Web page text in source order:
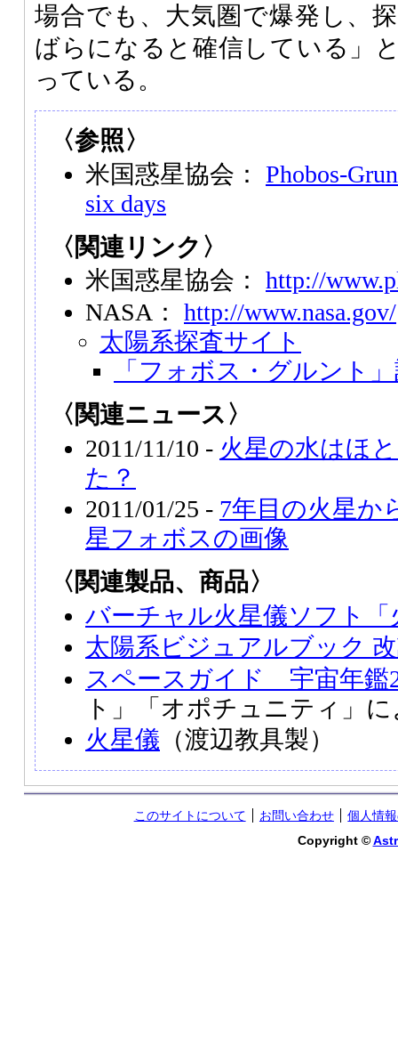
場合でも、大気圏で爆発し、
ばらになると確信している」
っている。
〈参照〉
米国惑星協会： Phobos-
six days
〈関連リンク〉
米国惑星協会： http://
NASA： http://www.nasa.gov/
太陽系探査サイト
「フォボス・グルント
〈関連ニュース〉
2011/11/10 - 火星の水はほ
た？
2011/01/25 - 7年目の火星か
星フォボスの画像
〈関連製品、商品〉
バーチャル火星儀ソフト
太陽系ビジュアルブック
スペースガイド 宇宙年鑑
ト」「オポチュニティ」
火星儀 （渡辺教具製）
このサイトについて お問い合わせ
個人情
Copyright ©